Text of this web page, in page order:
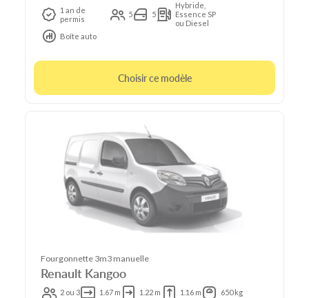
1 an de
permis
5 5
Hybride,
Essence SP
ou Diesel
Boîte auto
Choisir ce modèle
Fourgonnette 3m3 manuelle
Renault Kangoo
2 ou 3 1.67 m 1.22 m 1.16 m
650 kg